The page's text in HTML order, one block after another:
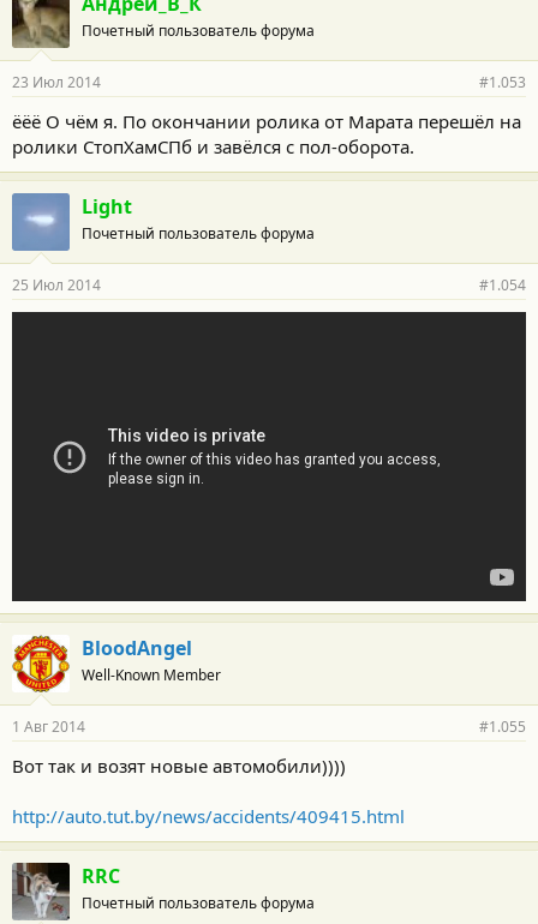
о
д
а
н
с
т
и
:
Почетный пользователь форума
23 Июл 2014 #1.053
ёёё О чём я. По окончании ролика от Марата перешёл на
ролики СтопХамСПб и завёлся с пол-оборота.
Light
Почетный пользователь форума
25 Июл 2014 #1.054
BloodAngel
Well-Known Member
1 Авг 2014 #1.055
Вот так и возят новые автомобили))))
http://auto.tut.by/news/accidents/409415.html
RRC
Почетный пользователь форума